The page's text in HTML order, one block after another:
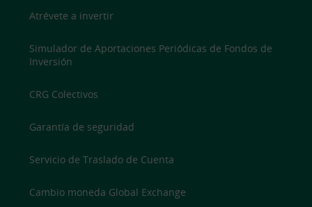
Atrévete a invertir
Simulador de Aportaciones Periódicas de Fondos de
Inversión
CRG Colectivos
Garantía de seguridad
Servicio de Traslado de Cuenta
Cambio moneda Global Exchange